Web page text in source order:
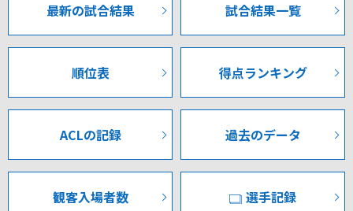
る。敵地であろうと、小瀬で積み上げた誇りを信じ抜き、
その強さを証明する。頂点へと続く運命の90分がいま、幕
を開ける。
《前半》
甲府のキックオフで試合開始。両チームともにシステムが
3-1-4-2でスタートしたこの一戦は、立ち上がりからボール
た展開となった。
最新の試合結果 試合結果一覧
順位表 得点ランキング
ACLの記録 過去のデータ
観客入場者数 選手記録